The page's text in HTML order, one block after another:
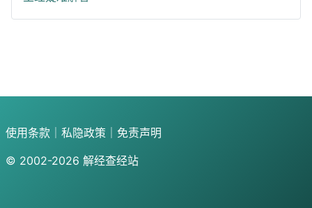
使用条款 私隐政策
免责声明
© 2002-2026 解经查经站